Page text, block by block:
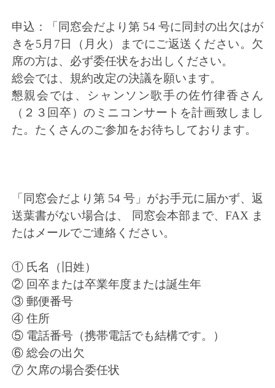
申込：「同窓会だより第 54 号に同封の出欠はが
きを5月7日（月火）までにご返送ください。欠
席の方は、必ず委任状をお出しください。
総会では、規約改定の決議を願います。
懇親会では、シャンソン歌手の佐竹律香さん
（２３回卒）のミニコンサートを計画致しまし
た。たくさんのご参加をお待ちしております。
「同窓会だより第 54 号」がお手元に届かず、返
送葉書がない場合は、 同窓会本部まで、FAX ま
たはメールでご連絡ください。
① 氏名（旧姓）
② 回卒または卒業年度または誕生年
③ 郵便番号
④ 住所
⑤ 電話番号（携帯電話でも結構です。）
⑥ 総会の出欠
⑦ 欠席の場合委任状